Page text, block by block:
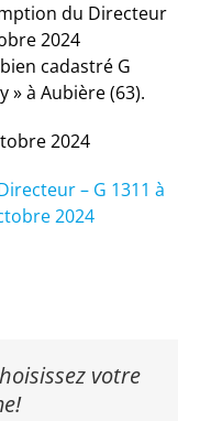
du Directeur
2024
cadastré G
» à Aubière (63).
2024
– G 1311 à
2024
votre